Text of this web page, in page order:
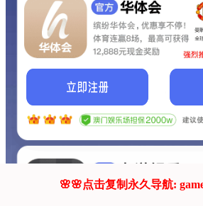
联系我们!